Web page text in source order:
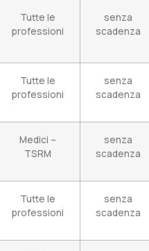
Tutte le
professioni
senza
scadenza
Tutte le
professioni
senza
scadenza
Medici –
TSRM
senza
scadenza
Tutte le
professioni
senza
scadenza